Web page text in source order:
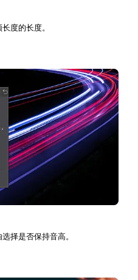
度的长度。
择是否保持音高。